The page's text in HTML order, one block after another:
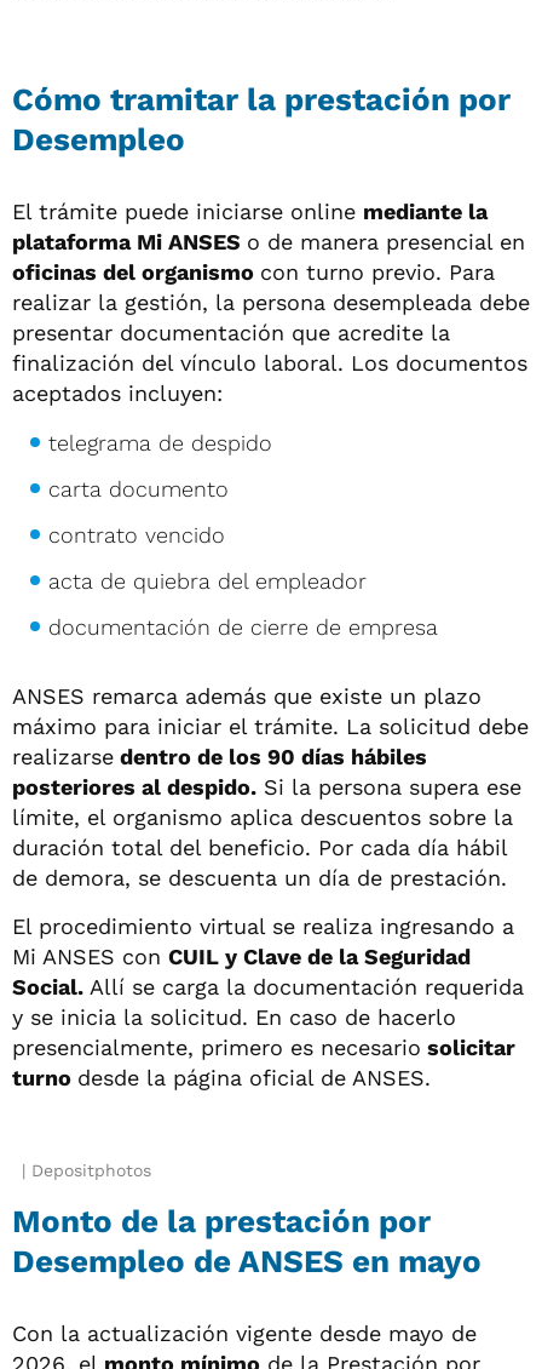
Cómo tramitar la prestación por
Desempleo
El trámite puede iniciarse online mediante la
plataforma Mi ANSES o de manera presencial en
oficinas del organismo con turno previo. Para
realizar la gestión, la persona desempleada debe
presentar documentación que acredite la
finalización del vínculo laboral. Los documentos
aceptados incluyen:
telegrama de despido
carta documento
contrato vencido
acta de quiebra del empleador
documentación de cierre de empresa
ANSES remarca además que existe un plazo
máximo para iniciar el trámite. La solicitud debe
realizarse dentro de los 90 días hábiles
posteriores al despido. Si la persona supera ese
límite, el organismo aplica descuentos sobre la
duración total del beneficio. Por cada día hábil
de demora, se descuenta un día de prestación.
El procedimiento virtual se realiza ingresando a
Mi ANSES con CUIL y Clave de la Seguridad
Social. Allí se carga la documentación requerida
y se inicia la solicitud. En caso de hacerlo
presencialmente, primero es necesario solicitar
turno desde la página oficial de ANSES.
Depositphotos
Monto de la prestación por
Desempleo de ANSES en mayo
Con la actualización vigente desde mayo de
2026, el monto mínimo de la Prestación por